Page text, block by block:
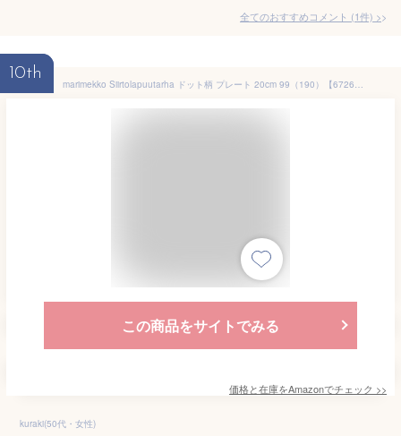
全てのおすすめコメント (1件) >
10th
marimekko Siirtolapuutarha ドット柄 プレート 20cm 99（190）【67265】マリメッコ シイルトラプータルハ
この商品をサイトでみる
価格と在庫をAmazonでチェック >>
kuraki(50代・女性)